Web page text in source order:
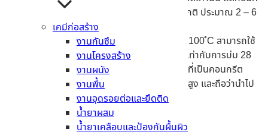
เคมีก่อสร้าง
งานกันซึม
งานโครงสร้าง
งานผนัง
งานพื้น
งานอุดรอยต่อและยึดติด
น้ำยาผสม
น้ำยาเคลือบและป้องกันผื้นผิว
จะนำไปบ่มต้องปล่อยทิ้งเอาไว้ในอุณหภูมิปกติ ประมาณ 2 – 6
ชั่วโมงก่อน
ไอน้ำที่มีความดันสูงจะใช้อุณหภูมิมากกว่า 100 ํC สามารถใช้
งานได้ภายใน 24 ชั่วโมง ที่มีกำลังอัดเทียบเท่ากับการบ่ม 28
วัน ส่วนมากจะนำไปใช้กับงานอุตสาหกรรม ที่เป็นคอนกรีต
สำเร็จรูป แต่จะต้องเสียค่าใช้จ่ายที่ค่อนข้างสูง และถือว่านำไป
ใช้ได้กับงานบางประเภทเท่านั้น